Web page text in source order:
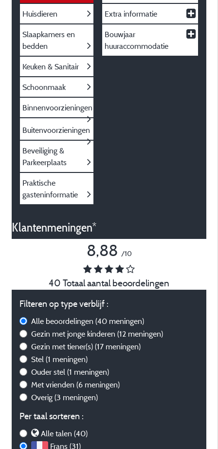
Huisdieren
Slaapkamers en
bedden
Keuken & Sanitair
Schoonmaak
Binnenvoorzieningen
Buitenvoorzieningen
Beveiliging &
Parkeerplaats
Praktische
gasteninformatie
Extra informatie
Bouwjaar
huuraccommodatie
Klantenmeningen*
8,88 /10
40 Totaal aantal beoordelingen
Filteren op type verblijf :
Alle beoordelingen (40 meningen)
Gezin met jonge kinderen (12 meningen)
Gezin met tiener(s) (17 meningen)
Stel (1 meningen)
Ouder stel (1 meningen)
Met vrienden (6 meningen)
Overig (3 meningen)
Per taal sorteren :
Alle talen (40)
Frans (31)